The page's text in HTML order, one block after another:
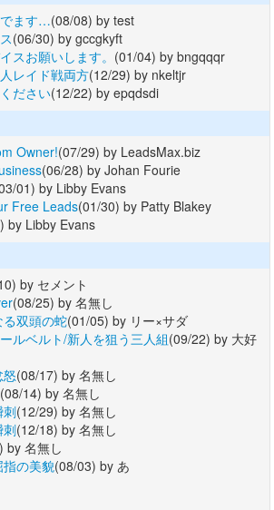
ます…(08/08) by test
(06/30) by gccgkyft
スお願いします。 (01/04) by bngqqqr
レイド戦両方(12/29) by nkeltjr
ださい(12/22) by epqdsdi
Owner!(07/29) by LeadsMax.biz
(06/28) by Johan Fourie
01) by Libby Evans
Free Leads(01/30) by Patty Blakey
by Libby Evans
by セメント
(08/25) by 名無し
る双頭の蛇(01/05) by リー×サダ
ルベルト/新人を狙う三人組(09/22) by 大好
(08/17) by 名無し
(08/14) by 名無し
刺(12/29) by 名無し
刺(12/18) by 名無し
by 名無し
の美貌(08/03) by あ